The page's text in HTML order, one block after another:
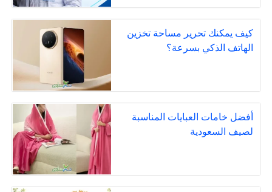
كيف يمكنك تحرير مساحة تخزين
الهاتف الذكي بسرعة؟
أفضل خامات العبايات المناسبة
لصيف السعودية